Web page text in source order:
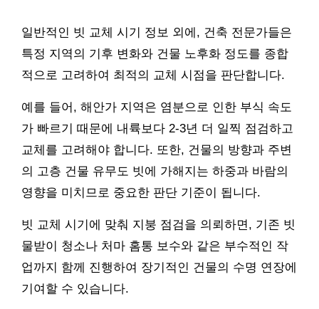
일반적인 빗 교체 시기 정보 외에, 건축 전문가들은
특정 지역의 기후 변화와 건물 노후화 정도를 종합
적으로 고려하여 최적의 교체 시점을 판단합니다.
예를 들어, 해안가 지역은 염분으로 인한 부식 속도
가 빠르기 때문에 내륙보다 2-3년 더 일찍 점검하고
교체를 고려해야 합니다. 또한, 건물의 방향과 주변
의 고층 건물 유무도 빗에 가해지는 하중과 바람의
영향을 미치므로 중요한 판단 기준이 됩니다.
빗 교체 시기에 맞춰 지붕 점검을 의뢰하면, 기존 빗
물받이 청소나 처마 홈통 보수와 같은 부수적인 작
업까지 함께 진행하여 장기적인 건물의 수명 연장에
기여할 수 있습니다.